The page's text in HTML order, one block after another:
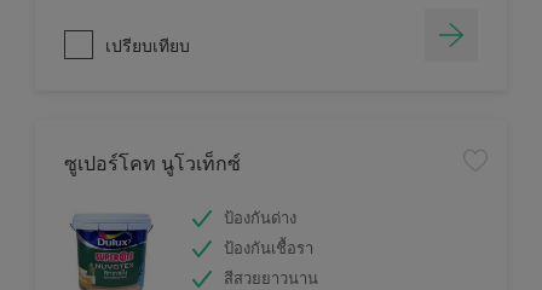
เปรียบเทียบ
ซูเปอร์โคท นูโวเท็กซ์
ป้องกันด่าง
ป้องกันเชื้อรา
สีสวยยาวนาน